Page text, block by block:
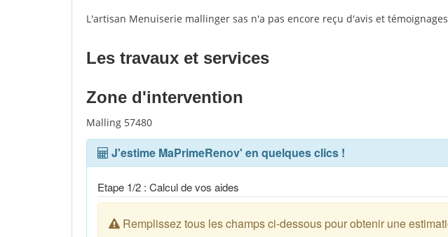
L'artisan Menuiserie mallinger sas n'a pas encore reçu d'avis et témoignages
Les travaux et services
Zone d'intervention
Malling 57480